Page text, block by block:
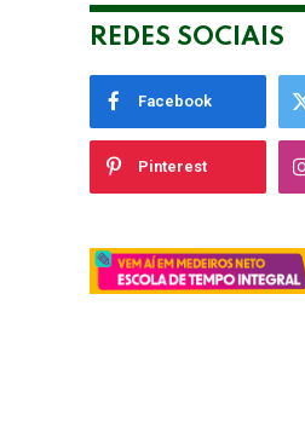
REDES SOCIAIS
Facebook
Pinterest